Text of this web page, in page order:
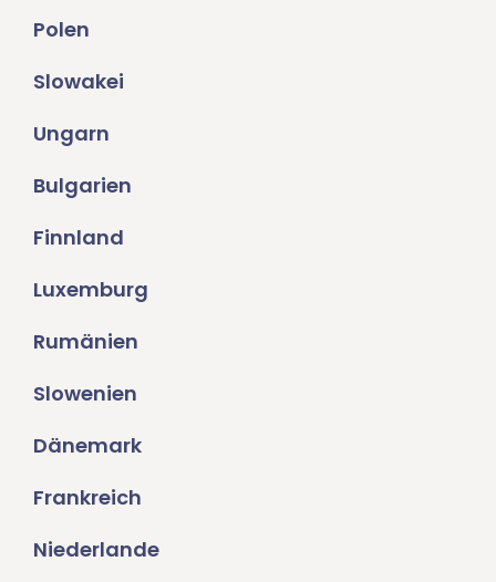
Polen
Slowakei
Ungarn
Bulgarien
Finnland
Luxemburg
Rumänien
Slowenien
Dänemark
Frankreich
Niederlande